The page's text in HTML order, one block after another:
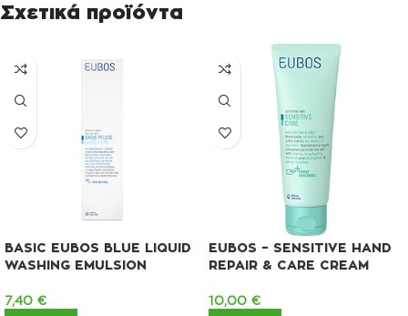
Σχετικά προϊόντα
BASIC EUBOS BLUE LIQUID
WASHING EMULSION
7,40 €
EUBOS – SENSITIVE HAND
REPAIR & CARE CREAM
10,00 €